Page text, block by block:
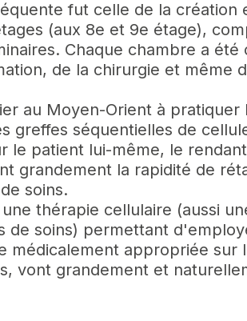
fut celle de la création
(aux 8e et 9e étage),
Chaque chambre a été
de la chirurgie et même
au Moyen-Orient à pratiquer
greffes séquentielles de
le patient lui-même, le
grandement la rapidité de
soins.
thérapie cellulaire (aussi
de soins) permettant
médicalement appropriée sur
vont grandement et